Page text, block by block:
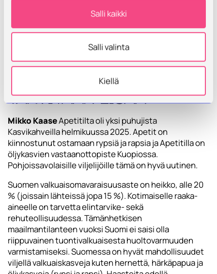
Salli kaikki
Salli valinta
Kiellä
Vaikka öljyhamppu on haasteellinen puitava kasvi,
tänä keväänä 2025 öljyhampun viljelijöitä on enemmän
kuin viime vuonna. Trans Farmilla on tällä hetkellä 120
öljyhampun sopimusviljelijää ympäri Suomen. Ei se niin
haasteellinen olekaan(?)
Rypsiä ja rapsia
tarvitaan lisää
Mikko KaaseApetitilta oli yksi puhujista
Kasvikahveilla helmikuussa 2025. Apetit on
kiinnostunut ostamaan rypsiä ja rapsia ja Apetitilla on
öljykasvien vastaanottopiste Kuopiossa.
Pohjoissavolaisille viljelijöille tämä on hyvä uutinen.
Suomen valkuaisomavaraisuusaste on heikko, alle 20
% (joissain lähteissä jopa 15 %). Kotimaiselle raaka-
aineelle on tarvetta elintarvike- sekä
rehuteollisuudessa. Tämänhetkisen
maailmantilanteen vuoksi Suomi ei saisi olla
riippuvainen tuontivalkuaisesta huoltovarmuuden
varmistamiseksi. Suomessa on hyvät mahdollisuudet
viljellä valkuaiskasveja kuten hernettä, härkäpapua ja